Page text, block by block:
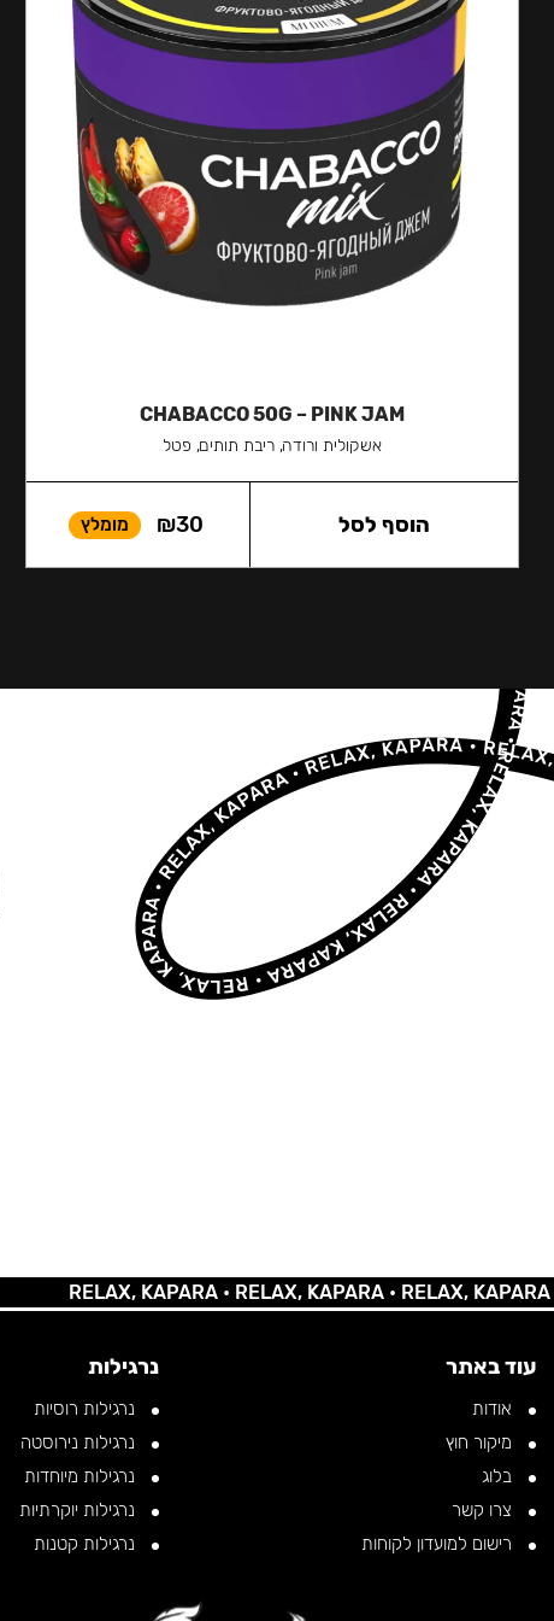
CHABACCO 50G – PINK JAM
אשקולית ורודה, ריבת תותים, פטל
₪30 מומלץ הוסף לסל
RELAX, KAPARA •RELAX, KAPARA •RELAX, KAPARA •
עוד באתר
אודות
מיקור חוץ
בלוג
צרו קשר
רישום למועדון לקוחות
נרגילות
נרגילות רוסיות
נרגילות נירוסטה
נרגילות מיוחדות
נרגילות יוקרתיות
נרגילות קטנות